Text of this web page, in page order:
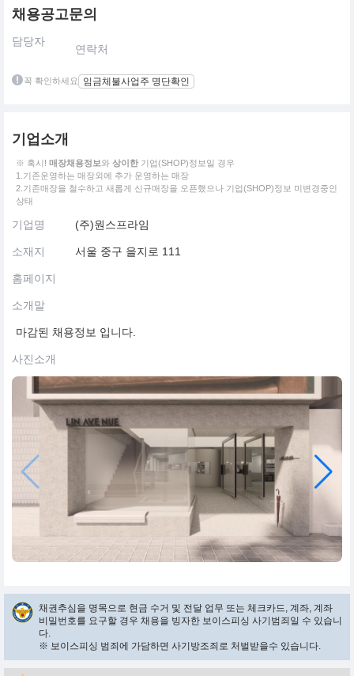
채용공고문의
담당자
연락처
꼭 확인하세요 임금체불사업주 명단확인
기업소개
※ 혹시! 매장채용정보와 상이한 기업(SHOP)정보일 경우
1.기존운영하는 매장외에 추가 운영하는 매장
2.기존매장을 철수하고 새롭게 신규매장을 오픈했으나 기업(SHOP)정보 미변경중인
상태
기업명 (주)원스프라임
소재지 서울 중구 을지로 111
홈페이지
소개말
마감된 채용정보 입니다.
사진소개
채권추심을 명목으로 현금 수거 및 전달 업무 또는 체크카드, 계좌, 계좌
비밀번호를 요구할 경우 채용을 빙자한 보이스피싱 사기범죄일 수 있습니
다.
※ 보이스피싱 범죄에 가담하면 사기방조죄로 처벌받을수 있습니다.